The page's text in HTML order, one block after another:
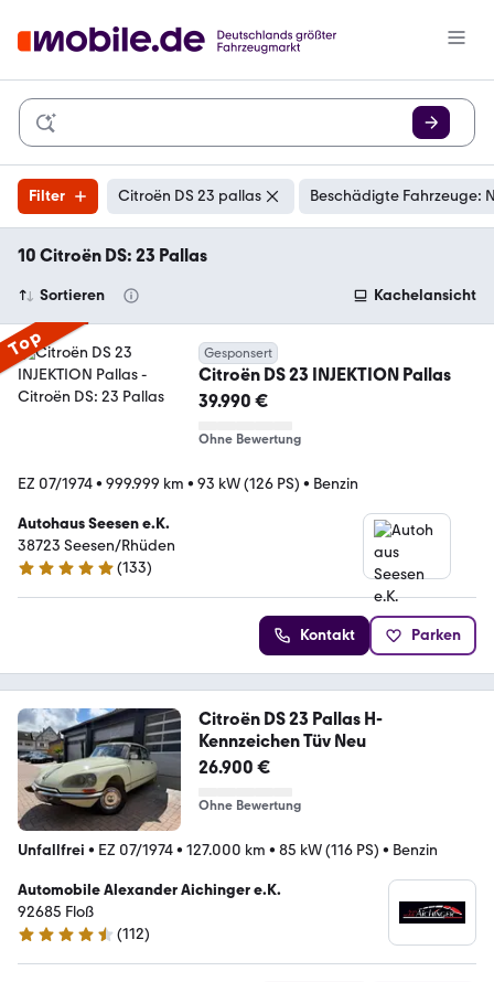
Filter Citroën DS 23 pallas Beschädigte Fahrzeuge:
10 Citroën DS: 23 Pallas
Sortieren Kachelansicht
Top Gesponsert
Citroën DS 23 INJEKTION Pallas
39.990 €
Ohne Bewertung
EZ 07/1974• 999.999 km • 93 kW (126 PS) • Benzin
Autohaus Seesen e.K.
38723 Seesen/Rhüden
5 Sterne
(133)
Kontakt Parken
Citroën DS 23 Pallas H-
Kennzeichen Tüv Neu
26.900 €
Ohne Bewertung
Unfallfrei • EZ 07/1974• 127.000 km • 85 kW (116 PS) • Benzin
Automobile Alexander Aichinger e.K.
92685 Floß
4.5 Sterne
(112)